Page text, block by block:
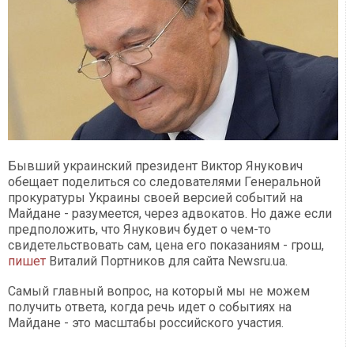
Бывший украинский президент Виктор Янукович
обещает поделиться со следователями Генеральной
прокуратуры Украины своей версией событий на
Майдане - разумеется, через адвокатов. Но даже если
предположить, что Янукович будет о чем-то
свидетельствовать сам, цена его показаниям - грош,
пишет Виталий Портников для сайта Newsru.ua.
Самый главный вопрос, на который мы не можем
получить ответа, когда речь идет о событиях на
Майдане - это масштабы российского участия.